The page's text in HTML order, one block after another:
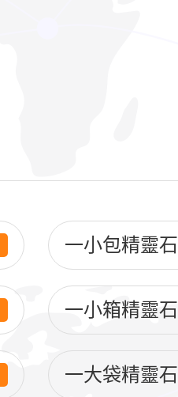
一小包精靈石
一小箱精靈石
一大袋精靈石